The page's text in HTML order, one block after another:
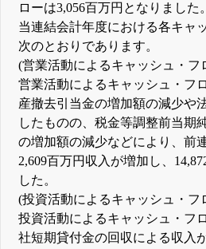
ローは3,056百万円となりました。
当連結会計年度における各キャ
次のとおりであります。
(営業活動によるキャッシュ・フ
営業活動によるキャッシュ・フ
産撤去引当金の増加額の減少や
したものの、税金等調整前当期
の増加額の減少などにより、前
2,609百万円収入が増加し、
した。
(投資活動によるキャッシュ・フ
投資活動によるキャッシュ・フ
社短期貸付金の回収による収入